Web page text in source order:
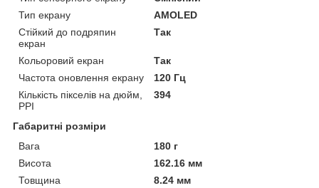
Тип екрану
AMOLED
Стійкий до подряпин
екран
Так
Кольоровий екран
Так
Частота оновлення екрану
120 Гц
Кількість пікселів на дюйм,
PPI
394
Габаритні розміри
Вага
180 г
Висота
162.16 мм
Товщина
8.24 мм